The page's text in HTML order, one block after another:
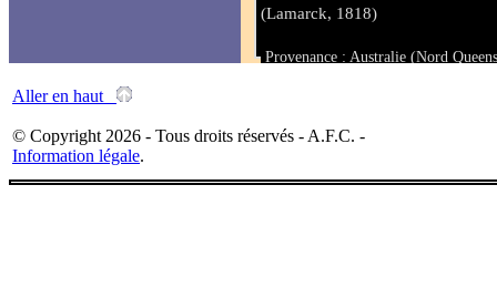
(Lamarck, 1818)
Provenance : Australie (Nord
Aller en haut
© Copyright 2026 - Tous droits réservés - A.F.C. -
Information légale.